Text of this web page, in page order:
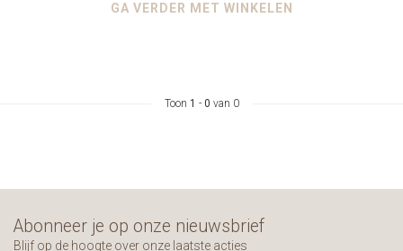
GA VERDER MET WINKELEN
Toon 1 - 0 van 0
Abonneer je op onze nieuwsbrief
Blijf op de hoogte over onze laatste acties